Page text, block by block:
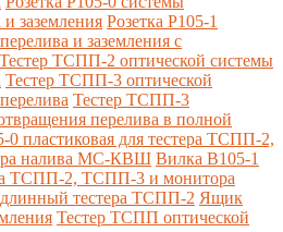
заземления Розетка Р105-1
и заземления с
Тестер ТСПП-2 оптической системы
Тестер ТСПП-3 оптической
Тестер ТСПП-3
перелива в полной
0 пластиковая для тестера ТСПП-2,
налива МС-КВШ Вилка В105-1
ТСПП-2, ТСПП-3 и монитора
тестера ТСПП-2 Ящик
Тестер ТСПП оптической